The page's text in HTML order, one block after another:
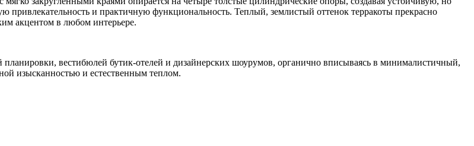
привлекательность и практичную функциональность. Теплый, землистый оттенок терракоты прекрасно
акцентом в любом интерьере.
вестибюлей бутик-отелей и дизайнерских шоурумов, органично вписываясь в минималистичный,
изысканностью и естественным теплом.